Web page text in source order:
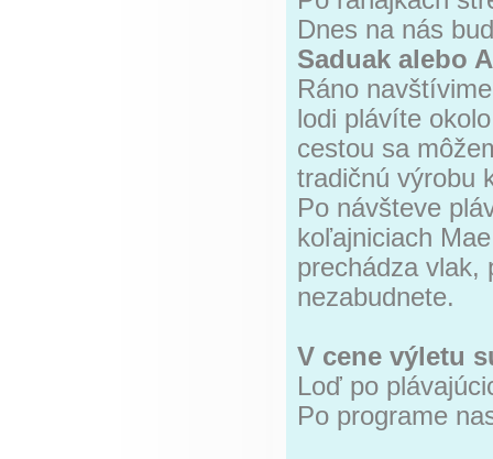
Dnes na nás
Saduak alebo
Ráno
lodi plávíte
cestou sa
tradičnú výrobu
Po návšteve
koľajniciach
prechádza vlak,
nezabudnete.
V cene výletu
Loď po
Po programe